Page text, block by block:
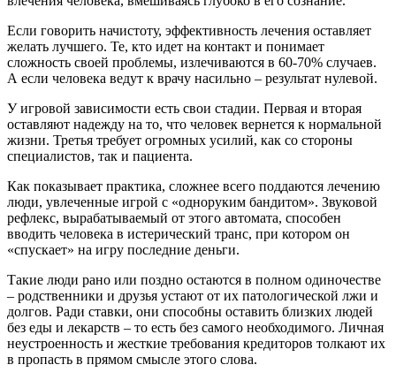
Если говорить начистоту, эффективность лечения оставляет
желать лучшего. Те, кто идет на контакт и понимает
сложность своей проблемы, излечиваются в 60-70% случаев.
А если человека ведут к врачу насильно – результат нулевой.
У игровой зависимости есть свои стадии. Первая и вторая
оставляют надежду на то, что человек вернется к нормальной
жизни. Третья требует огромных усилий, как со стороны
специалистов, так и пациента.
Как показывает практика, сложнее всего поддаются лечению
люди, увлеченные игрой с «одноруким бандитом». Звуковой
рефлекс, вырабатываемый от этого автомата, способен
вводить человека в истерический транс, при котором он
«спускает» на игру последние деньги.
Такие люди рано или поздно остаются в полном одиночестве
– родственники и друзья устают от их патологической лжи и
долгов. Ради ставки, они способны оставить близких людей
без еды и лекарств – то есть без самого необходимого. Личная
неустроенность и жесткие требования кредиторов толкают их
в пропасть в прямом смысле этого слова.